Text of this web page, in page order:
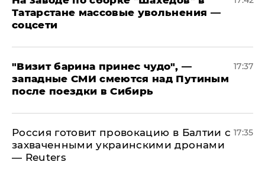
Татарстане массовые увольнения —
соцсети
"Визит барина принес чудо", —
западные СМИ смеются над Путиным
после поездки в Сибирь
17:37
​Россия готовит провокацию в Балтии с
захваченными украинскими дронами
— Reuters
17:35